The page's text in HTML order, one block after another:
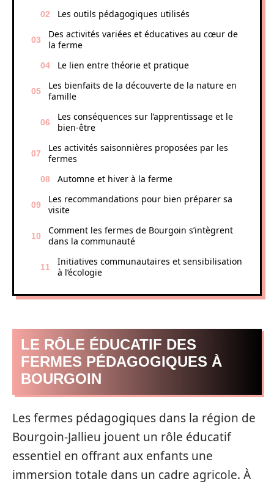
Les outils pédagogiques utilisés
Des activités variées et éducatives au cœur de
la ferme
Le lien entre théorie et pratique
Les bienfaits de la découverte de la nature en
famille
Les conséquences sur l’apprentissage et le
bien-être
Les activités saisonnières proposées par les
fermes
Automne et hiver à la ferme
Les recommandations pour bien préparer sa
visite
Comment les fermes de Bourgoin s’intègrent
dans la communauté
Initiatives communautaires et sensibilisation
à l’écologie
LE RÔLE ÉDUCATIF DES
FERMES PÉDAGOGIQUES À
BOURGOIN
Les fermes pédagogiques dans la région de
Bourgoin-Jallieu jouent un rôle éducatif
essentiel en offrant aux enfants une
immersion totale dans un cadre agricole. À